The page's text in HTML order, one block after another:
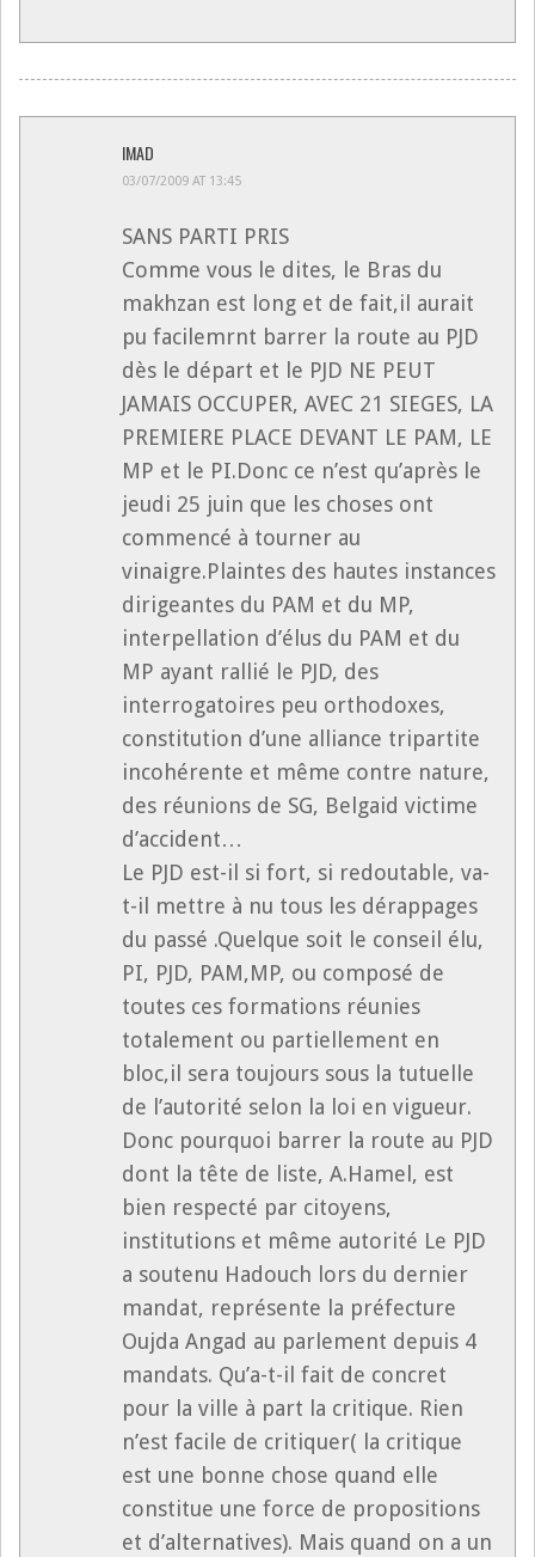
IMAD
03/07/2009 AT 13:45
SANS PARTI PRIS
Comme vous le dites, le Bras du
makhzan est long et de fait,il aurait
pu facilemrnt barrer la route au PJD
dès le départ et le PJD NE PEUT
JAMAIS OCCUPER, AVEC 21 SIEGES, LA
PREMIERE PLACE DEVANT LE PAM, LE
MP et le PI.Donc ce n’est qu’après le
jeudi 25 juin que les choses ont
commencé à tourner au
vinaigre.Plaintes des hautes instances
dirigeantes du PAM et du MP,
interpellation d’élus du PAM et du
MP ayant rallié le PJD, des
interrogatoires peu orthodoxes,
constitution d’une alliance tripartite
incohérente et même contre nature,
des réunions de SG, Belgaid victime
d’accident…
Le PJD est-il si fort, si redoutable, va-
t-il mettre à nu tous les dérappages
du passé .Quelque soit le conseil élu,
PI, PJD, PAM,MP, ou composé de
toutes ces formations réunies
totalement ou partiellement en
bloc,il sera toujours sous la tutuelle
de l’autorité selon la loi en vigueur.
Donc pourquoi barrer la route au PJD
dont la tête de liste, A.Hamel, est
bien respecté par citoyens,
institutions et même autorité Le PJD
a soutenu Hadouch lors du dernier
mandat, représente la préfecture
Oujda Angad au parlement depuis 4
mandats. Qu’a-t-il fait de concret
pour la ville à part la critique. Rien
n’est facile de critiquer( la critique
est une bonne chose quand elle
constitue une force de propositions
et d’alternatives). Mais quand on a un